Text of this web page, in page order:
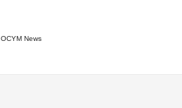
OCYM News